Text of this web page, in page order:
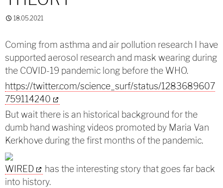
18.05.2021
Coming from asthma and air pollution research I have
supported aerosol research and mask wearing during
the COVID-19 pandemic long before the WHO.
https://twitter.com/science_surf/status/1283689607
759114240
But wait there is an historical background for the
dumb hand washing videos promoted by Maria Van
Kerkhove during the first months of the pandemic.
WIRED
has the interesting story that goes far back
into history.